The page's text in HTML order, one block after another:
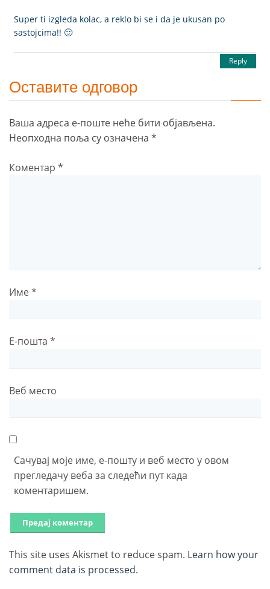
Super ti izgleda kolac, a reklo bi se i da je ukusan po
sastojcima!! 🙂
Reply
Оставите одговор
Ваша адреса е-поште неће бити објављена.
Неопходна поља су означена *
Коментар *
Име*
Е-пошта *
Веб место
Сачувај моје име, е-пошту и веб место у овом
прегледачу веба за следећи пут када
коментаришем.
This site uses Akismet to reduce spam. Learn how your
comment data is processed.